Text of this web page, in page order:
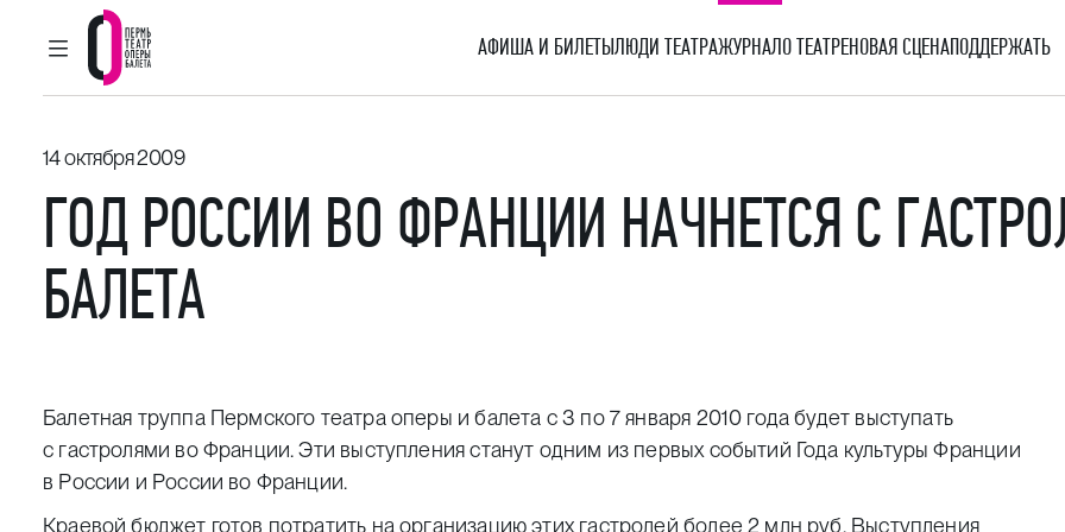
ГЛАВНОЕ МЕНЮ
Пермский театр оперы и балета
АФИША И БИЛЕТЫЛЮДИ ТЕАТРАЖУРНАЛО ТЕАТРЕНОВАЯ СЦЕНАПОДДЕРЖАТЬ
14 октября 2009
ГОД РОССИИ ВО ФРАНЦИИ НАЧНЕТСЯ С
БАЛЕТА
Балетная труппа Пермского театра оперы и балета с 3 по 7 января 2010 года будет выступать
с гастролями во Франции. Эти выступления станут одним из первых событий Года культуры Франции
в России и России во Франции.
Краевой бюджет готов потратить на организацию этих гастролей более 2 млн руб. Выступления